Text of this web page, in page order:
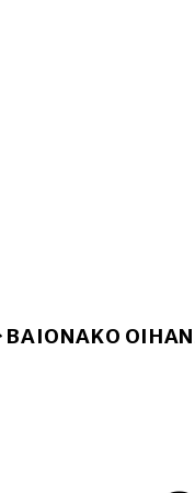
BAIONAKO